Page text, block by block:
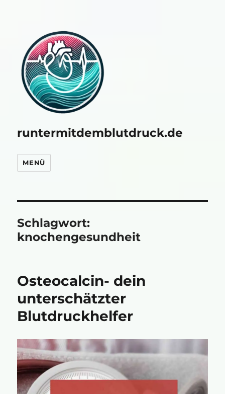
runtermitdemblutdruck.de
MENÜ
Schlagwort:
knochengesundheit
Osteocalcin- dein
unterschätzter
Blutdruckhelfer